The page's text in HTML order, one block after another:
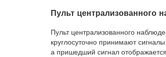
Пульт централизованного
Пульт централизованного
круглосуточно принимают
а пришедший сигнал